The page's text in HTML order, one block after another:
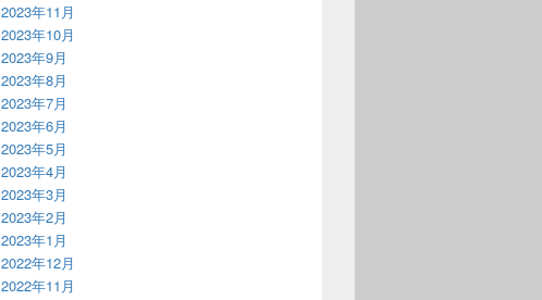
2023年11月
2023年10月
2023年9月
2023年8月
2023年7月
2023年6月
2023年5月
2023年4月
2023年3月
2023年2月
2023年1月
2022年12月
2022年11月